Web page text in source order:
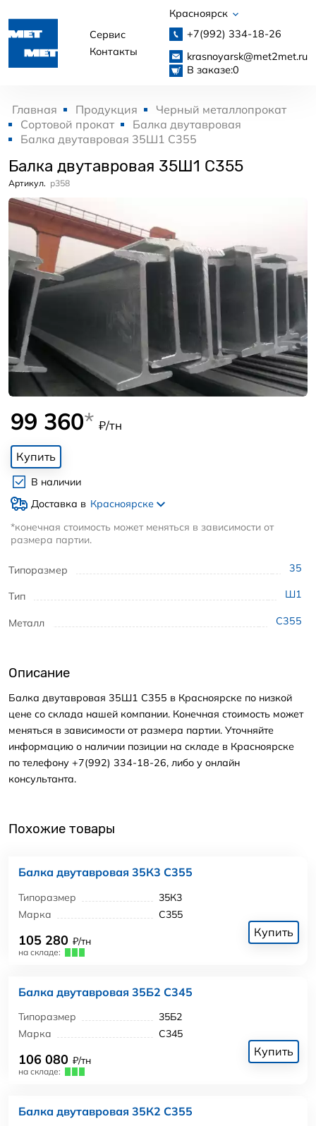
Сервис
Контакты
Красноярск
+7(992) 334-18-26
krasnoyarsk@met2met.ru
В заказе:0
Главная Продукция
Черный металлопрокат
Сортовой прокат
Балка двутавровая
Балка двутавровая 35Ш1 С355
Балка двутавровая 35Ш1 С355
Артикул. p358
Типоразмер 35
Тип Ш1
Металл С355
99 360* ₽/тн
Купить
В наличии
Доставка в Красноярске
*конечная стоимость может меняться в зависимости от
размера партии.
Описание
Балка двутавровая 35Ш1 С355 в Красноярске по низкой
цене со склада нашей компании. Конечная стоимость может
меняться в зависимости от размера партии. Уточняйте
информацию о наличии позиции на складе в Красноярске
по телефону +7(992) 334-18-26, либо у онлайн
консультанта.
Похожие товары
Балка двутавровая 35К3 С355
Типоразмер
35К3
Марка
С355
105 280 ₽/тн
на складе:
Купить
Балка двутавровая 35Б2 С345
Типоразмер
35Б2
Марка
С345
106 080 ₽/тн
на складе:
Купить
Балка двутавровая 35К2 С355